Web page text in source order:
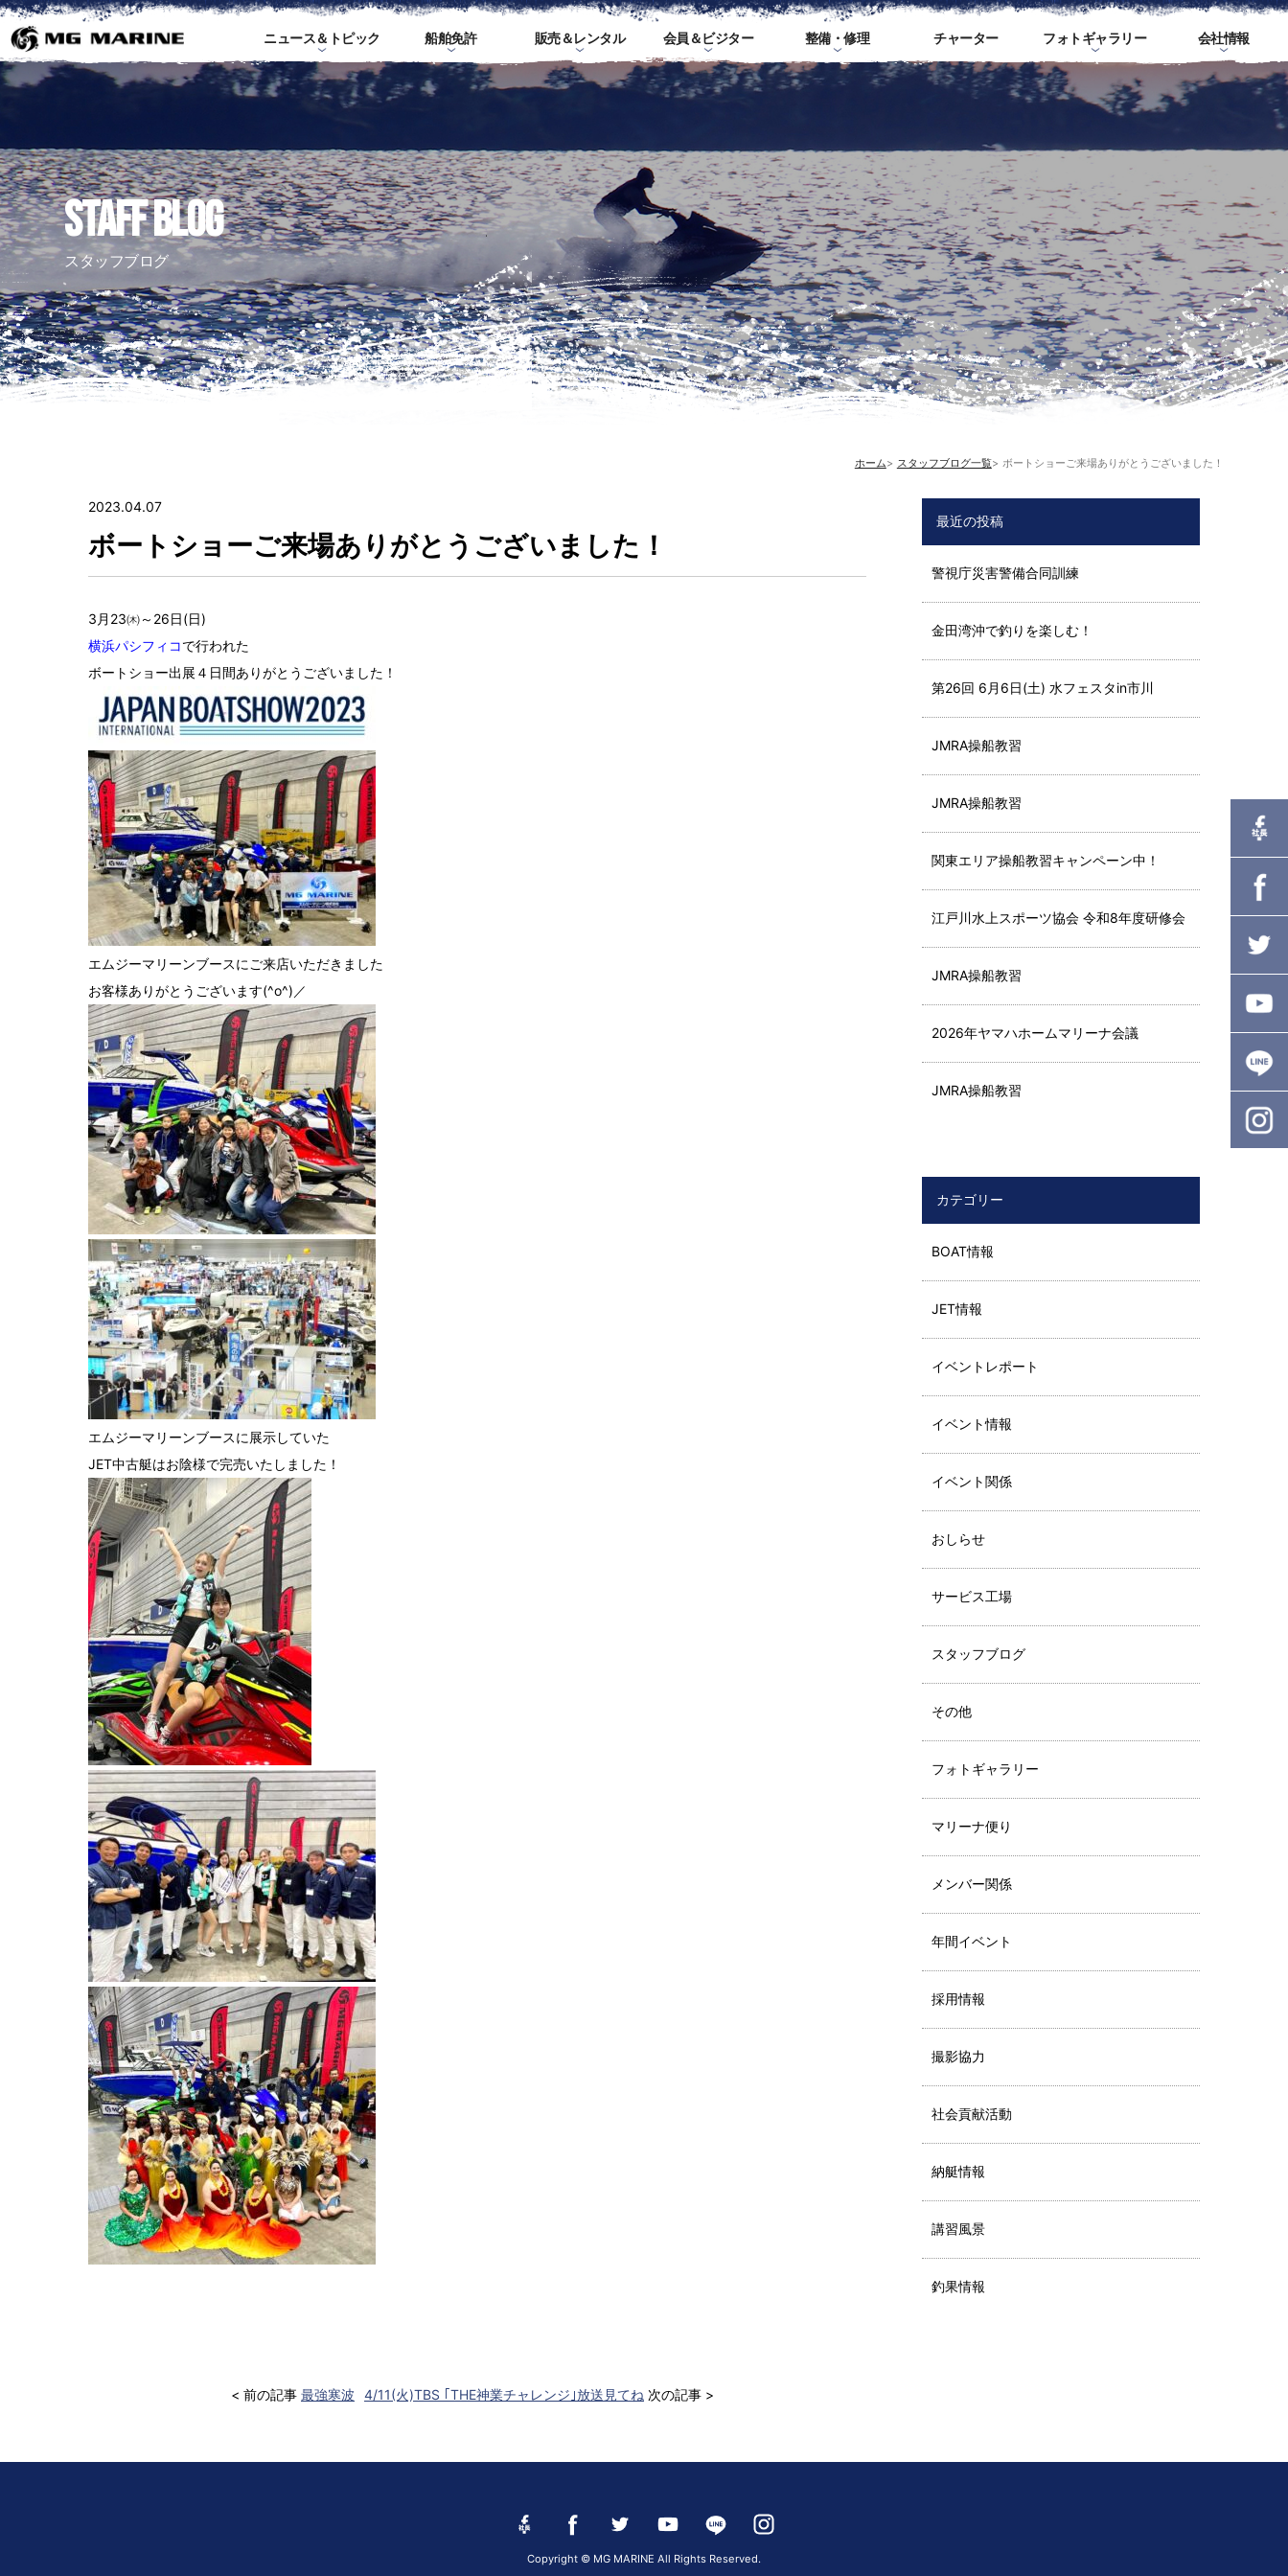
ニュース＆トピック
ス
船舶免許 販売＆レンタル 会員＆ビジター 整備・修理 チャーター フォトギャラリー 会社情報
STAFF BLOG
スタッフブログ
ホーム スタッフブログ一覧 ボートショーご来場ありがとうございました！
2023.04.07
ボートショーご来場ありがとうございました！
3月23㈭～26日(日)
横浜パシフィコで行われた
ボートショー出展４日間ありがとうございました！
エムジーマリーンブースにご来店いただきました
お客様ありがとうございます(^o^)／
エムジーマリーンブースに展示していた
JET中古艇はお陰様で完売いたしました！
< 前の記事 最強寒波 4/11(火)TBS ｢THE神業チャレンジ｣放送見てね 次の記事 >
最近の投稿
警視庁災害警備合同訓練
金田湾沖で釣りを楽しむ！
第26回 6月6日(土) 水フェスタin市川
JMRA操船教習
JMRA操船教習
関東エリア操船教習キャンペーン中！
江戸川水上スポーツ協会 令和8年度研修会
JMRA操船教習
2026年ヤマハホームマリーナ会議
JMRA操船教習
カテゴリー
BOAT情報
JET情報
イベントレポート
イベント情報
イベント関係
おしらせ
サービス工場
スタッフブログ
その他
フォトギャラリー
マリーナ便り
メンバー関係
年間イベント
採用情報
撮影協力
社会貢献活動
納艇情報
講習風景
釣果情報
Copyright © MG MARINE All Rights Reserved.